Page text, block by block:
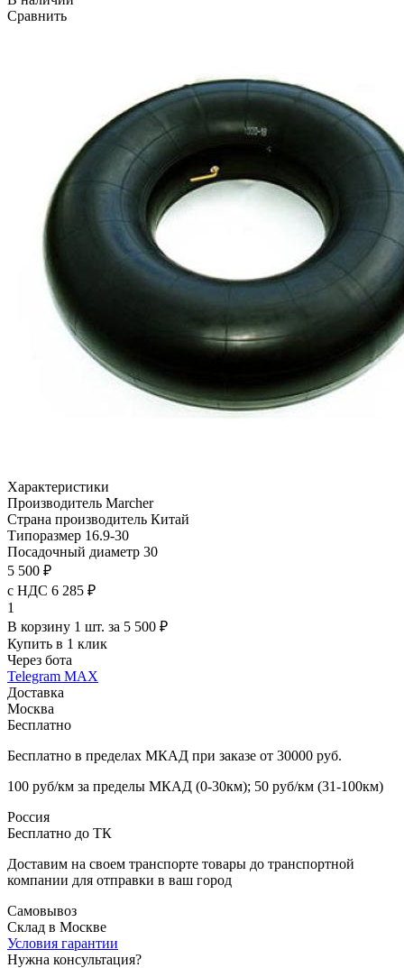
Сравнить
Характеристики
Производитель Marcher
Страна производитель Китай
Типоразмер 16.9-30
Посадочный диаметр 30
5 500 ₽
с НДС 6 285 ₽
1
В корзину 1 шт. за 5 500 ₽
Купить в 1 клик
Через бота
Telegram MAX
Доставка
Москва
Бесплатно
Бесплатно в пределах МКАД при заказе от 30000 руб.
100 руб/км за пределы МКАД (0-30км); 50 руб/км (31-100км)
Россия
Бесплатно до ТК
Доставим на своем транспорте товары до транспортной
компании для отправки в ваш город
Самовывоз
Склад в Москве
Условия гарантии
Нужна консультация?